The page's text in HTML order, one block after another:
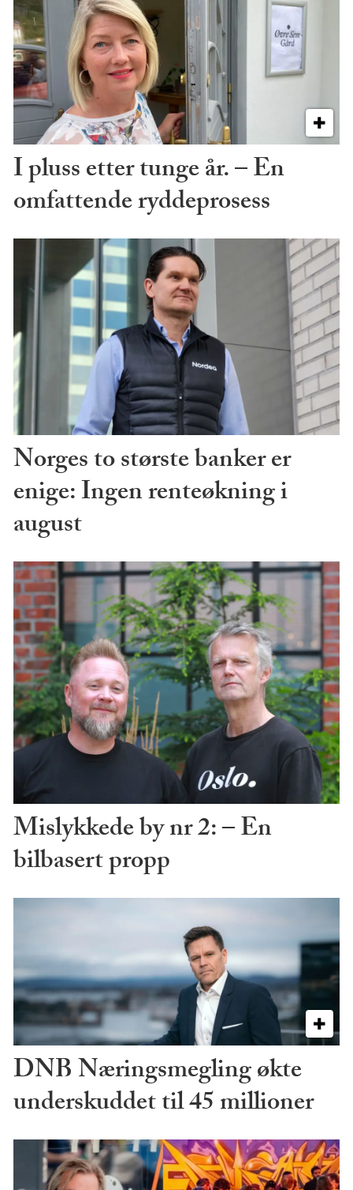
I pluss etter tunge år. – En
omfattende ryddeprosess
Norges to største banker er
enige: Ingen renteøkning i
august
Mislykkede by nr 2: – En
bilbasert propp
DNB Næringsmegling økte
underskuddet til 45 millioner